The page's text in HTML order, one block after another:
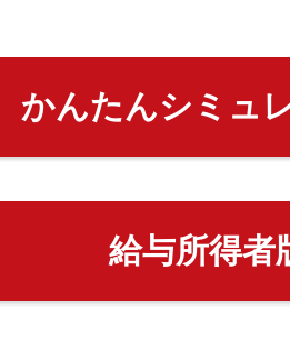
かんたんシミュ
給与所得者